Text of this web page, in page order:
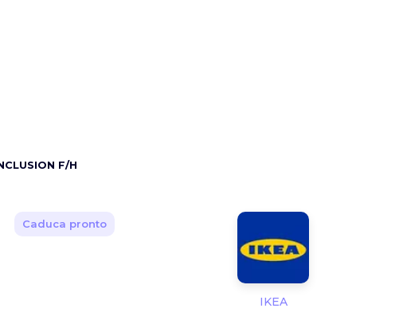
F/H
Caduca pronto
IKEA